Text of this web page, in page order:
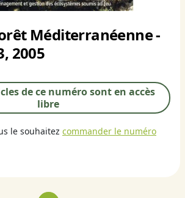
Méditerranéenne -
2005
de ce numéro sont en accès
libre
le souhaitez commander le numéro